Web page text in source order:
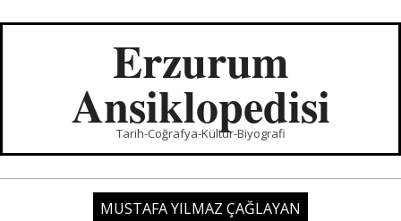
Erzurum
Ansiklopedisi
Tarih-Coğrafya-Kültür-Biyografi
MUSTAFA YILMAZ ÇAĞLAYAN